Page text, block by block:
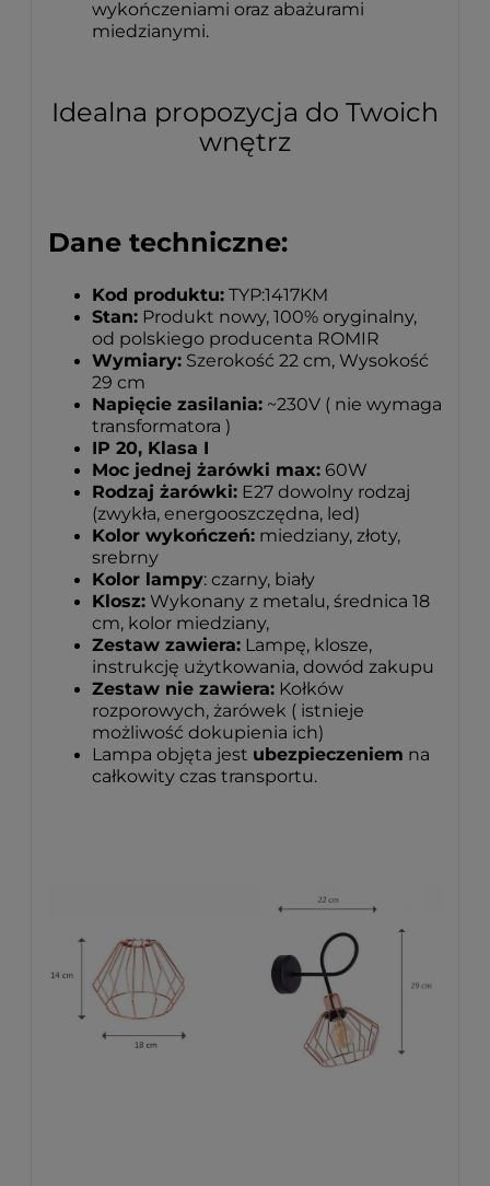
wykończeniami oraz abażurami
miedzianymi.
Idealna propozycja do Twoich
wnętrz
Dane techniczne:
Kod produktu: TYP:1417KM
Stan: Produkt nowy, 100% oryginalny,
od polskiego producenta ROMIR
Wymiary: Szerokość 22 cm, Wysokość
29 cm
Napięcie zasilania: ~230V ( nie wymaga
transformatora )
IP 20, Klasa I
Moc jednej żarówki max: 60W
Rodzaj żarówki: E27 dowolny rodzaj
(zwykła, energooszczędna, led)
Kolor wykończeń: miedziany, złoty,
srebrny
Kolor lampy: czarny, biały
Klosz: Wykonany z metalu, średnica 18
cm, kolor miedziany,
Zestaw zawiera: Lampę, klosze,
instrukcję użytkowania, dowód zakupu
Zestaw nie zawiera: Kołków
rozporowych, żarówek ( istnieje
możliwość dokupienia ich)
Lampa objęta jest ubezpieczeniem na
całkowity czas transportu.